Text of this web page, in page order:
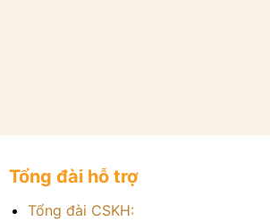
Tổng đài hỗ trợ
Tổng đài CSKH: